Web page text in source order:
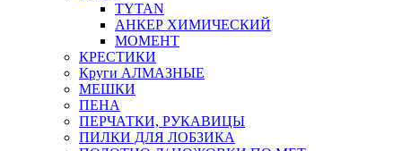
TYTAN
АНКЕР ХИМИЧЕСКИЙ
МОМЕНТ
КРЕСТИКИ
Круги АЛМАЗНЫЕ
МЕШКИ
ПЕНА
ПЕРЧАТКИ, РУКАВИЦЫ
ПИЛКИ ДЛЯ ЛОБЗИКА